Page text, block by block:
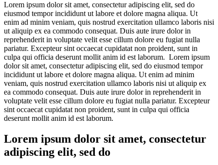
WhatsApp
Lorem ipsum dolor sit amet, consectetur adipiscing elit, sed do
eiusmod tempor incididunt ut labore et dolore magna aliqua. Ut
enim ad minim veniam, quis nostrud exercitation ullamco laboris nisi
ut aliquip ex ea commodo consequat. Duis aute irure dolor in
reprehenderit in voluptate velit esse cillum dolore eu fugiat nulla
pariatur. Excepteur sint occaecat cupidatat non proident, sunt in
culpa qui officia deserunt mollit anim id est laborum. Lorem ipsum
dolor sit amet, consectetur adipiscing elit, sed do eiusmod tempor
incididunt ut labore et dolore magna aliqua. Ut enim ad minim
veniam, quis nostrud exercitation ullamco laboris nisi ut aliquip ex
ea commodo consequat. Duis aute irure dolor in reprehenderit in
voluptate velit esse cillum dolore eu fugiat nulla pariatur. Excepteur
sint occaecat cupidatat non proident, sunt in culpa qui officia
deserunt mollit anim id est laborum.
Lorem ipsum dolor sit amet, consectetur
adipiscing elit, sed do